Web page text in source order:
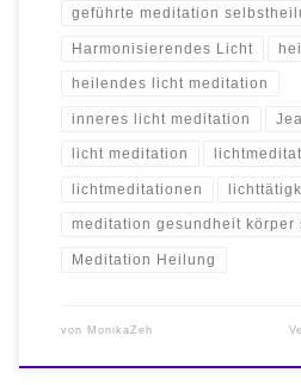
geführte meditation
Harmonisierendes Licht
heilendes licht meditation
inneres licht meditation
licht meditation
lichtmeditationen
meditation gesundheit körper
Meditation Heilung
von MonikaZeh